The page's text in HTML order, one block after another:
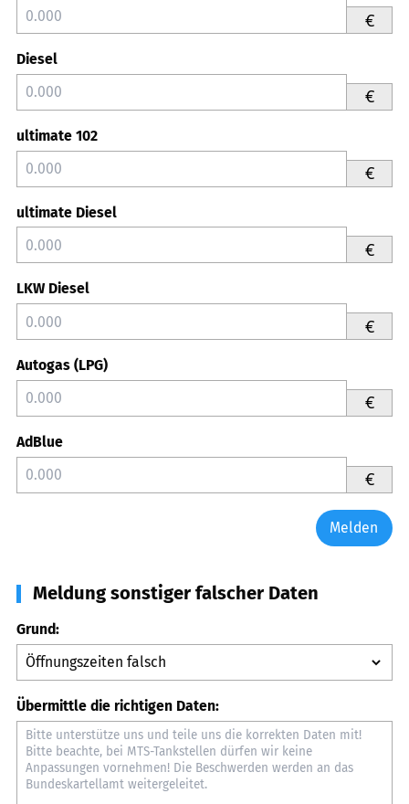
€
Diesel
€
ultimate 102
€
ultimate Diesel
€
LKW Diesel
€
Autogas (LPG)
€
AdBlue
€
Melden
Meldung sonstiger falscher Daten
Grund:
Übermittle die richtigen Daten: